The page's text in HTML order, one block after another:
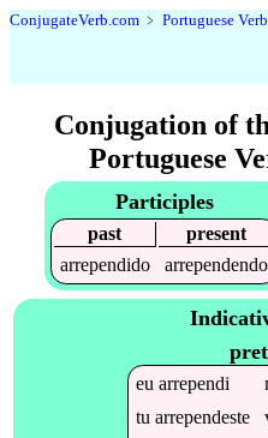
ConjugateVerb.com ﹥ Portuguese
Conjugation of
Portuguese
Participles
past
present
arrependido
arrependendo
euarrependi
tuarrependeste